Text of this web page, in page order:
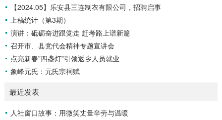
【2024.05】乐安县三连制衣有限公司，招聘启事
上稿统计（第3期）
演讲：砥砺奋进跟党走 赶考路上谱新篇
召开市、县党代会精神专题宣讲会
点亮新春”四盏灯”引领返乡人员就业
象峰元氏：元氏宗祠赋
最近发表
人社窗口故事：用微笑丈量辛劳与温暖